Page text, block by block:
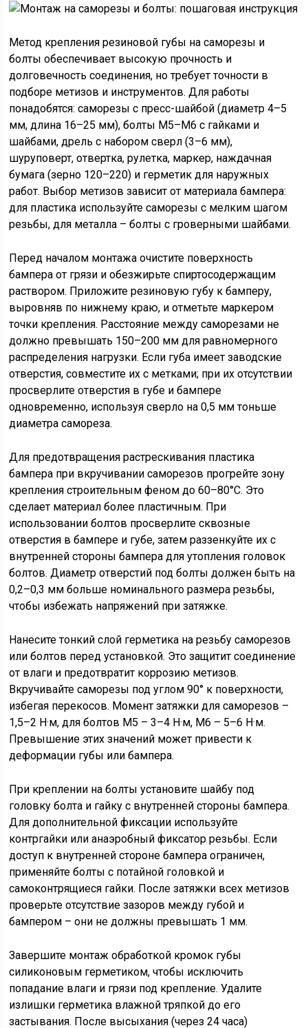
Метод крепления резиновой губы на саморезы и
болты обеспечивает высокую прочность и
долговечность соединения, но требует точности в
подборе метизов и инструментов. Для работы
понадобятся: саморезы с пресс-шайбой (диаметр 4–5
мм, длина 16–25 мм), болты М5–М6 с гайками и
шайбами, дрель с набором сверл (3–6 мм),
шуруповерт, отвертка, рулетка, маркер, наждачная
бумага (зерно 120–220) и герметик для наружных
работ. Выбор метизов зависит от материала бампера:
для пластика используйте саморезы с мелким шагом
резьбы, для металла – болты с гроверными шайбами.
Перед началом монтажа очистите поверхность
бампера от грязи и обезжирьте спиртосодержащим
раствором. Приложите резиновую губу к бамперу,
выровняв по нижнему краю, и отметьте маркером
точки крепления. Расстояние между саморезами не
должно превышать 150–200 мм для равномерного
распределения нагрузки. Если губа имеет заводские
отверстия, совместите их с метками; при их отсутствии
просверлите отверстия в губе и бампере
одновременно, используя сверло на 0,5 мм тоньше
диаметра самореза.
Для предотвращения растрескивания пластика
бампера при вкручивании саморезов прогрейте зону
крепления строительным феном до 60–80°C. Это
сделает материал более пластичным. При
использовании болтов просверлите сквозные
отверстия в бампере и губе, затем раззенкуйте их с
внутренней стороны бампера для утопления головок
болтов. Диаметр отверстий под болты должен быть на
0,2–0,3 мм больше номинального размера резьбы,
чтобы избежать напряжений при затяжке.
Нанесите тонкий слой герметика на резьбу саморезов
или болтов перед установкой. Это защитит соединение
от влаги и предотвратит коррозию метизов.
Вкручивайте саморезы под углом 90° к поверхности,
избегая перекосов. Момент затяжки для саморезов –
1,5–2 Н·м, для болтов М5 – 3–4 Н·м, М6 – 5–6 Н·м.
Превышение этих значений может привести к
деформации губы или бампера.
При креплении на болты установите шайбу под
головку болта и гайку с внутренней стороны бампера.
Для дополнительной фиксации используйте
контргайки или анаэробный фиксатор резьбы. Если
доступ к внутренней стороне бампера ограничен,
применяйте болты с потайной головкой и
самоконтрящиеся гайки. После затяжки всех метизов
проверьте отсутствие зазоров между губой и
бампером – они не должны превышать 1 мм.
Завершите монтаж обработкой кромок губы
силиконовым герметиком, чтобы исключить
попадание влаги и грязи под крепление. Удалите
излишки герметика влажной тряпкой до его
застывания. После высыхания (через 24 часа)